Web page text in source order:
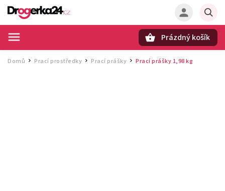
Prázdný košík
Domů / Prací prostředky / Prací prášky / Prací prášky 1,98 kg